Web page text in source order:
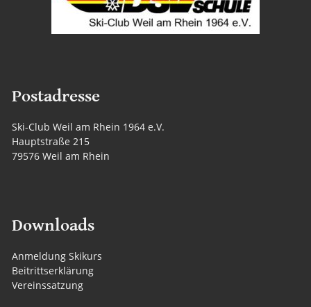
Postadresse
Ski-Club Weil am Rhein 1964 e.V.
Hauptstraße 215
79576 Weil am Rhein
Downloads
Anmeldung Skikurs
Beitrittserklärung
Vereinssatzung